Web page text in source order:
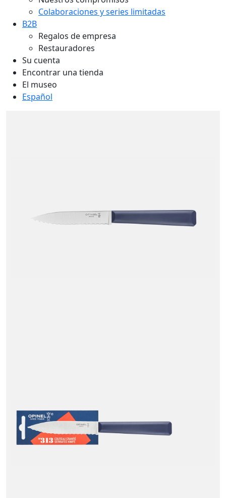
Colaboraciones y series limitadas
B2B
Regalos de empresa
Restauradores
Su cuenta
Encontrar una tienda
El museo
Español